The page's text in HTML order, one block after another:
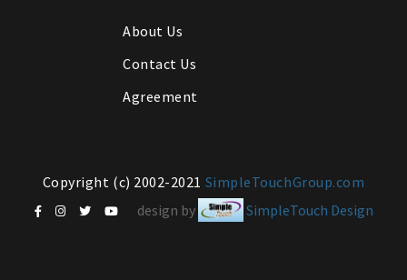
About Us
Contact Us
Agreement
Copyright (c) 2002-2021 SimpleTouchGroup.com
design by
SimpleTouch Design